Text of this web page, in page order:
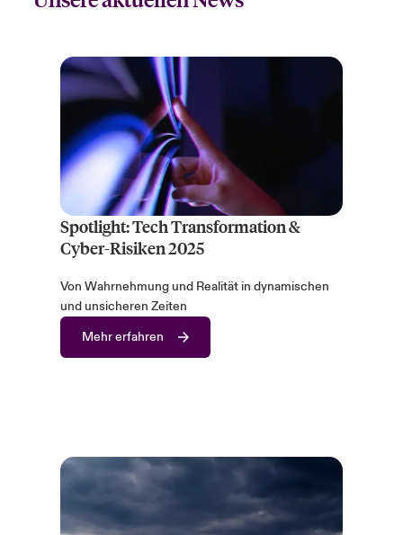
Spotlight: Tech Transformation &
Cyber-Risiken 2025
Von Wahrnehmung und Realität in dynamischen
und unsicheren Zeiten
Mehr erfahren